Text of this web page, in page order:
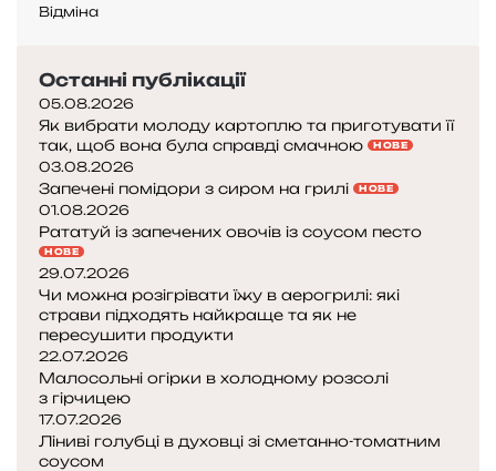
и
н
а
й
к
р
а
щ
і
п
о
є
д
н
а
н
н
я
Відміна
Останні публікації
05.08.2026
Як вибрати молоду картоплю та приготувати її
так, щоб вона була справді смачною
НОВЕ
03.08.2026
Запечені помідори з сиром на грилі НОВЕ
01.08.2026
Рататуй із запечених овочів із соусом песто
НОВЕ
29.07.2026
Чи можна розігрівати їжу в аерогрилі: які
страви підходять найкраще та як не
пересушити продукти
22.07.2026
Малосольні огірки в холодному розсолі
з гірчицею
17.07.2026
Ліниві голубці в духовці зі сметанно-томатним
соусом